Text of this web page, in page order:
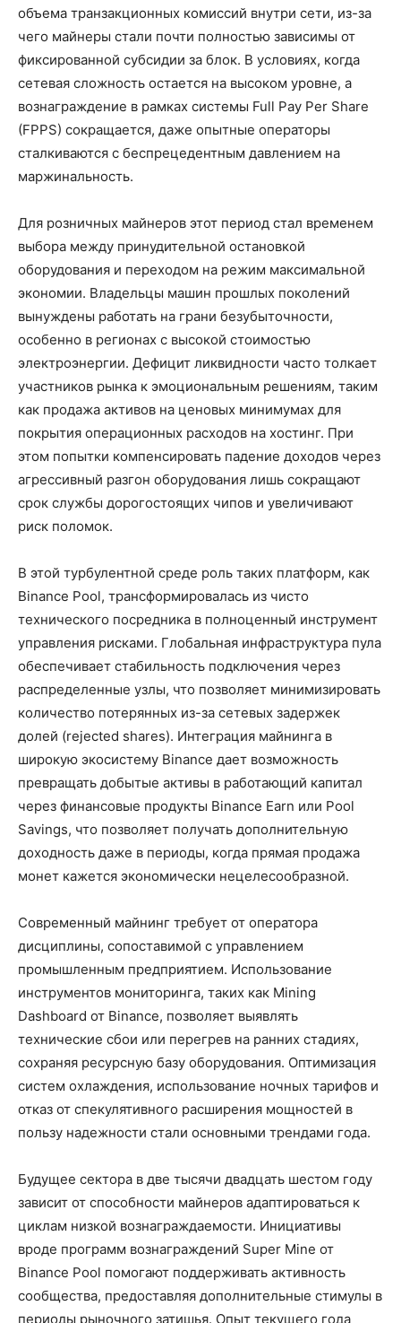
объема транзакционных комиссий внутри сети, из-за
чего майнеры стали почти полностью зависимы от
фиксированной субсидии за блок. В условиях, когда
сетевая сложность остается на высоком уровне, а
вознаграждение в рамках системы Full Pay Per Share
(FPPS) сокращается, даже опытные операторы
сталкиваются с беспрецедентным давлением на
маржинальность.
Для розничных майнеров этот период стал временем
выбора между принудительной остановкой
оборудования и переходом на режим максимальной
экономии. Владельцы машин прошлых поколений
вынуждены работать на грани безубыточности,
особенно в регионах с высокой стоимостью
электроэнергии. Дефицит ликвидности часто толкает
участников рынка к эмоциональным решениям, таким
как продажа активов на ценовых минимумах для
покрытия операционных расходов на хостинг. При
этом попытки компенсировать падение доходов через
агрессивный разгон оборудования лишь сокращают
срок службы дорогостоящих чипов и увеличивают
риск поломок.
В этой турбулентной среде роль таких платформ, как
Binance Pool, трансформировалась из чисто
технического посредника в полноценный инструмент
управления рисками. Глобальная инфраструктура пула
обеспечивает стабильность подключения через
распределенные узлы, что позволяет минимизировать
количество потерянных из-за сетевых задержек
долей (rejected shares). Интеграция майнинга в
широкую экосистему Binance дает возможность
превращать добытые активы в работающий капитал
через финансовые продукты Binance Earn или Pool
Savings, что позволяет получать дополнительную
доходность даже в периоды, когда прямая продажа
монет кажется экономически нецелесообразной.
Современный майнинг требует от оператора
дисциплины, сопоставимой с управлением
промышленным предприятием. Использование
инструментов мониторинга, таких как Mining
Dashboard от Binance, позволяет выявлять
технические сбои или перегрев на ранних стадиях,
сохраняя ресурсную базу оборудования. Оптимизация
систем охлаждения, использование ночных тарифов и
отказ от спекулятивного расширения мощностей в
пользу надежности стали основными трендами года.
Будущее сектора в две тысячи двадцать шестом году
зависит от способности майнеров адаптироваться к
циклам низкой вознаграждаемости. Инициативы
вроде программ вознаграждений Super Mine от
Binance Pool помогают поддерживать активность
сообщества, предоставляя дополнительные стимулы в
периоды рыночного затишья. Опыт текущего года